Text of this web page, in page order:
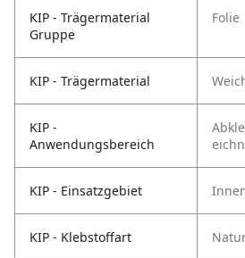
KIP - Trägermaterial
Gruppe
Folie
KIP - Trägermaterial
KIP -
Anwendungsbereich
KIP - Einsatzgebiet
KIP - Klebstoffart